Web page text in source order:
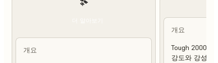
개요
개요
Tough 2000
강도와 강성이